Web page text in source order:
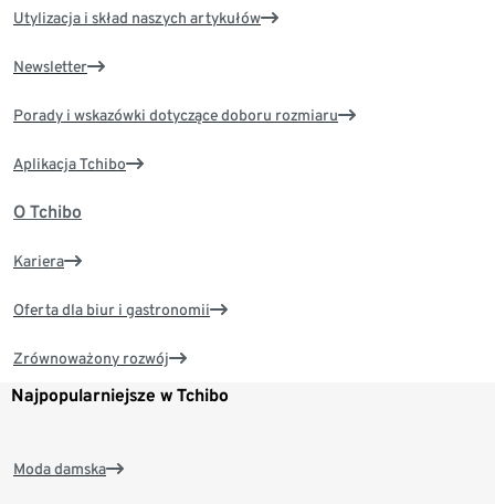
Utylizacja i skład naszych artykułów
Newsletter
Porady i wskazówki dotyczące doboru rozmiaru
Aplikacja Tchibo
O Tchibo
Kariera
Oferta dla biur i gastronomii
Zrównoważony rozwój
Najpopularniejsze w Tchibo
Moda damska